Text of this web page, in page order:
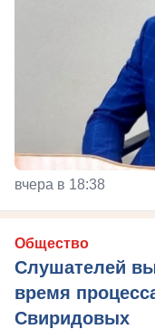
вчера в 18:38
Общество
Слушателей
время
Свиридовых